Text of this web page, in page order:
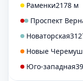
Раменки2178 м
Проспект
Новаторская
Новые
Юго-западная